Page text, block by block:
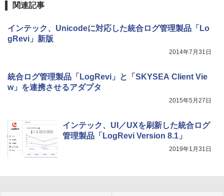
関連記事
インテック、Unicodeに対応した統合ログ管理製品「Lo
gRevi」新版
2014年7月31日
統合ログ管理製品「LogRevi」と「SKYSEA Client Vie
w」を連携させるアダプタ
2015年5月27日
インテック、UI／UXを刷新した統合ログ
管理製品「LogRevi Version 8.1」
2019年1月31日